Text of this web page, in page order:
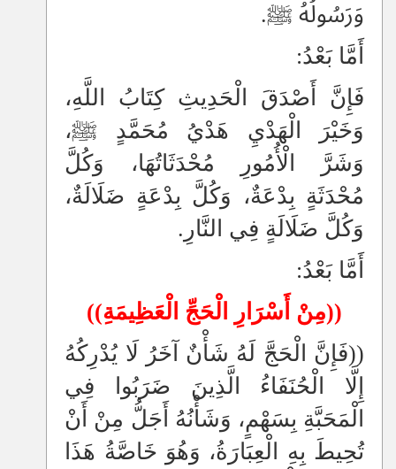
وَرَسُولُهُ ﷺ.
أَمَّا بَعْدُ:
فَإِنَّ أَصْدَقَ الْحَدِيثِ كِتَابُ اللَّهِ،
وَخَيْرَ الْهَدْيِ هَدْيُ مُحَمَّدٍ ﷺ،
وَشَرَّ الْأُمُورِ مُحْدَثَاتُهَا، وَكُلَّ
مُحْدَثَةٍ بِدْعَةٌ، وَكُلَّ بِدْعَةٍ ضَلَالَةٌ،
وَكُلَّ ضَلَالَةٍ فِي النَّارِ.
أَمَّا بَعْدُ:
((مِنْ أَسْرَارِ الْحَجِّ الْعَظِيمَةِ))
((فَإِنَّ الْحَجَّ لَهُ شَأْنٌ آخَرُ لَا يُدْرِكُهُ
إِلَّا الْحُنَفَاءُ الَّذِينَ ضَرَبُوا فِي
الْمَحَبَّةِ بِسَهْمٍ، وَشَأْنُهُ أَجَلُّ مِنْ أَنْ
تُحِيطَ بِهِ الْعِبَارَةُ، وَهُوَ خَاصَّةُ هَذَا